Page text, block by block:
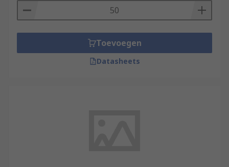
Toevoegen
Datasheets